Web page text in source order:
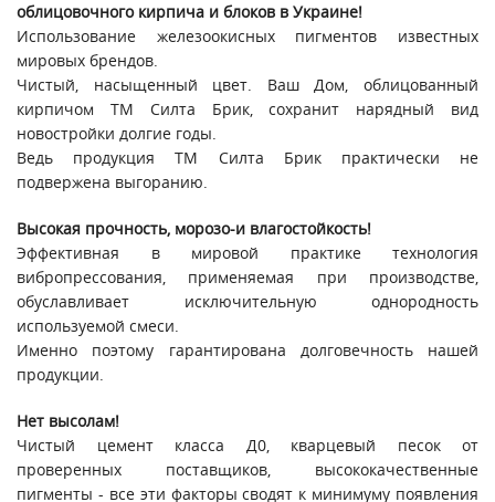
облицовочного кирпича и блоков в Украине!
Использование железоокисных пигментов известных
мировых брендов.
Чистый, насыщенный цвет. Ваш Дом, облицованный
кирпичом ТМ Силта Брик, сохранит нарядный вид
новостройки долгие годы.
Ведь продукция ТМ Силта Брик практически не
подвержена выгоранию.
Высокая прочность, морозо-и влагостойкость!
Эффективная в мировой практике технология
вибропрессования, применяемая при производстве,
обуславливает исключительную однородность
используемой смеси.
Именно поэтому гарантирована долговечность нашей
продукции.
Нет высолам!
Чистый цемент класса Д0, кварцевый песок от
проверенных поставщиков, высококачественные
пигменты - все эти факторы сводят к минимуму появления